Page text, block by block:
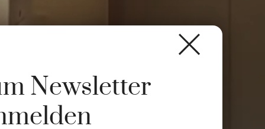
Newsletter